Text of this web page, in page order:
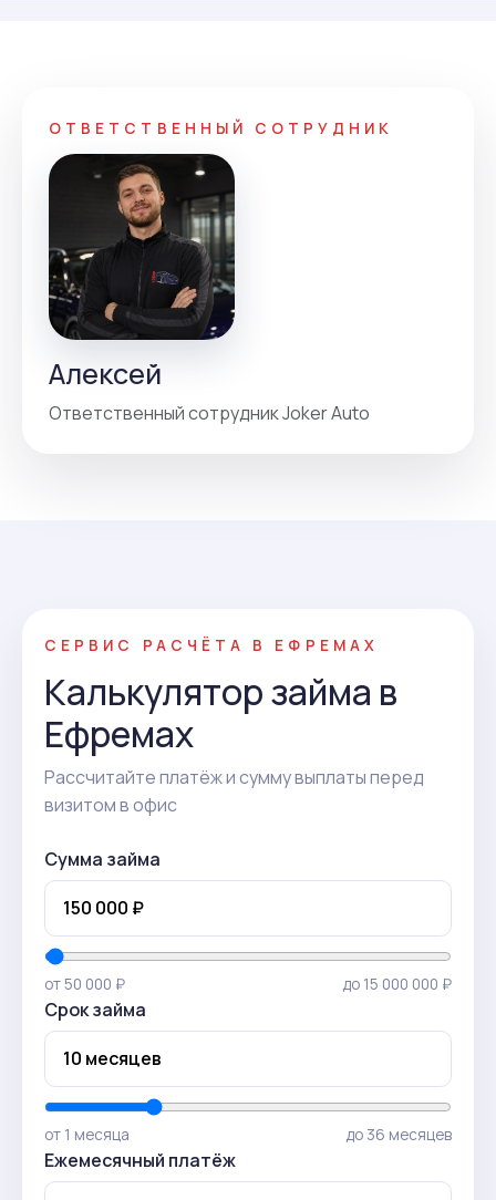
ОТВЕТСТВЕННЫЙ СОТРУДНИК
Алексей
Ответственный сотрудник Joker Auto
СЕРВИС РАСЧЁТА В ЕФРЕМАХ
Калькулятор займа в
Ефремах
Рассчитайте платёж и сумму выплаты перед
визитом в офис
Сумма займа
от 50 000 ₽ до 15 000 000 ₽
Срок займа
от 1 месяца до 36 месяцев
Ежемесячный платёж